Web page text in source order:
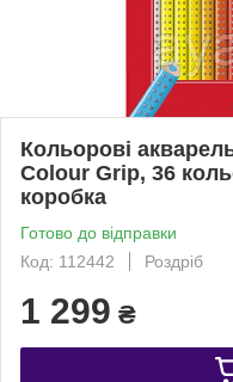
Кольорові
Colour Grip, 36
коробка
Готово до відправки
Код: 112442
Роздріб
1 299 ₴